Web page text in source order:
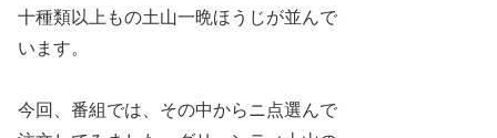
十種類以上もの土山一晩ほうじが並んで
います。
今回、番組では、その中からニ点選んで